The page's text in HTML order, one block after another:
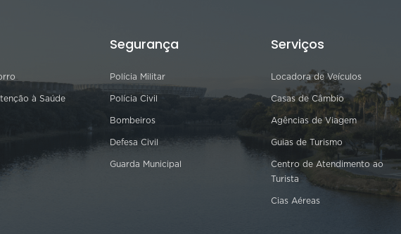
à Saúde
Segurança
Polícia Militar
Polícia Civil
Bombeiros
Defesa Civil
Guarda Municipal
Serviços
Locadora de Veículos
Casas de Câmbio
Agências de Viagem
Guias de Turismo
Centro de Atendimento ao
Turista
Cias Aéreas